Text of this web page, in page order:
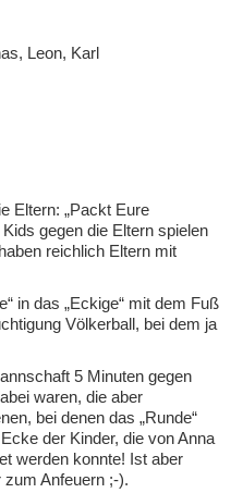
Leon, Karl
Eltern: „Packt Eure
gegen die Eltern spielen
reichlich Eltern mit
in das „Eckige“ mit dem Fuß
Völkerball, bei dem ja
5 Minuten gegen
waren, die aber
bei denen das „Runde“
der Kinder, die von Anna
werden konnte! Ist aber
Anfeuern ;-).